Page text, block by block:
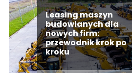
Leasing maszyn
budowlanych dla
nowych firm:
przewodnik krok po
kroku